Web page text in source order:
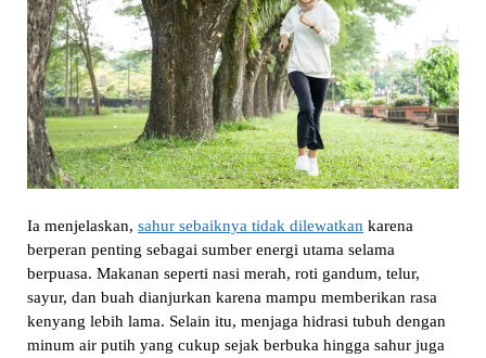
Ia menjelaskan, sahur sebaiknya tidak dilewatkan karena
berperan penting sebagai sumber energi utama selama
berpuasa. Makanan seperti nasi merah, roti gandum, telur,
sayur, dan buah dianjurkan karena mampu memberikan rasa
kenyang lebih lama. Selain itu, menjaga hidrasi tubuh dengan
minum air putih yang cukup sejak berbuka hingga sahur juga